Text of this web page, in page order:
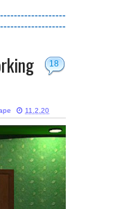
18
11.2.20